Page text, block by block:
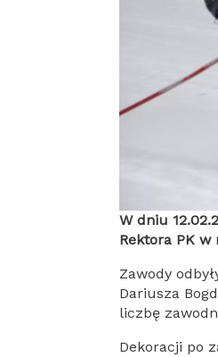
W dniu
Rektora PK
Zawody
Dariusza
liczbę
Dekoracji po